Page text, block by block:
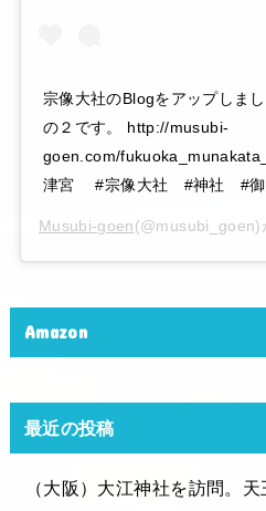
宗像大社のBlogをアップしま
の２です。 http://musubi-
goen.com/
津宮 #宗像大社 #神社 #
Musubi-goen(@musubi_goen)
Amazon
最近の投稿
（大阪）大江神社を訪問。